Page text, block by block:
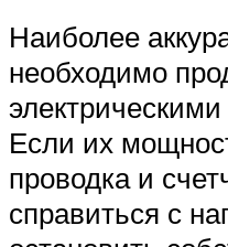
Наиболее
необходимо
Если их
проводка и
справиться с